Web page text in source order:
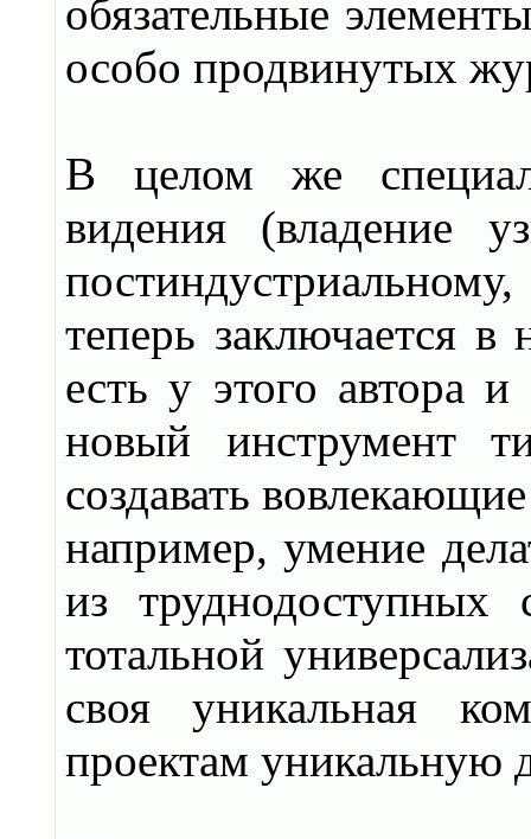
обязательные
особо продвинутых
В целом же
видения (владение
теперь заключается
есть у этого автора
новый инструмент
создавать
например, умение
из
тотальной
своя уникальная
проектам уникальную